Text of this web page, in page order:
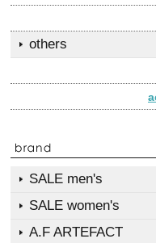
others
SALE men's
SALE women's
A.F ARTEFACT